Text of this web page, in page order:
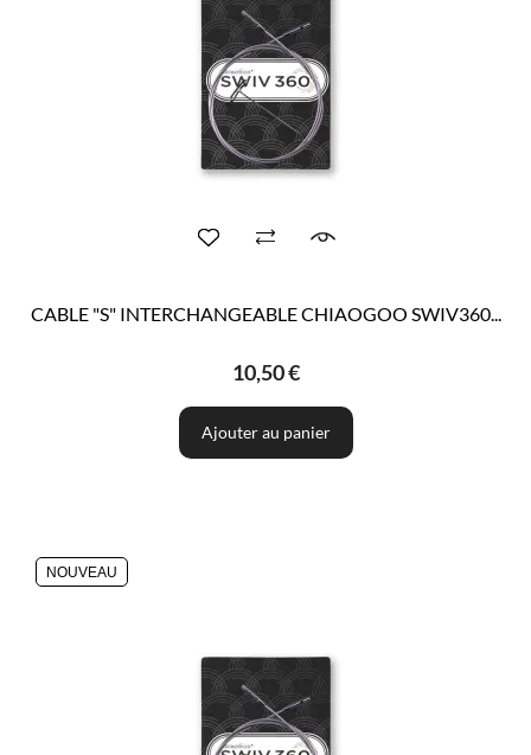
CABLE "S" INTERCHANGEABLE CHIAOGOO SWIV360...
10,50 €
Ajouter au panier
NOUVEAU